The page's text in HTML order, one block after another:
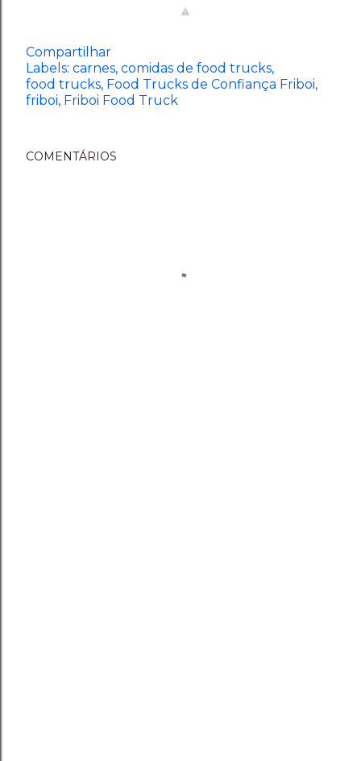
Compartilhar
Labels: carnes comidas de food trucks
food trucks Food Trucks de Confiança Friboi
friboi Friboi Food Truck
COMENTÁRIOS